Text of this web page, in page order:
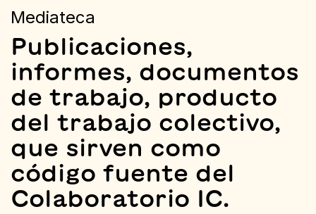
Mediateca
Publicaciones,
informes, documentos
de trabajo, producto
del trabajo colectivo,
que sirven como
código fuente del
Colaboratorio IC.